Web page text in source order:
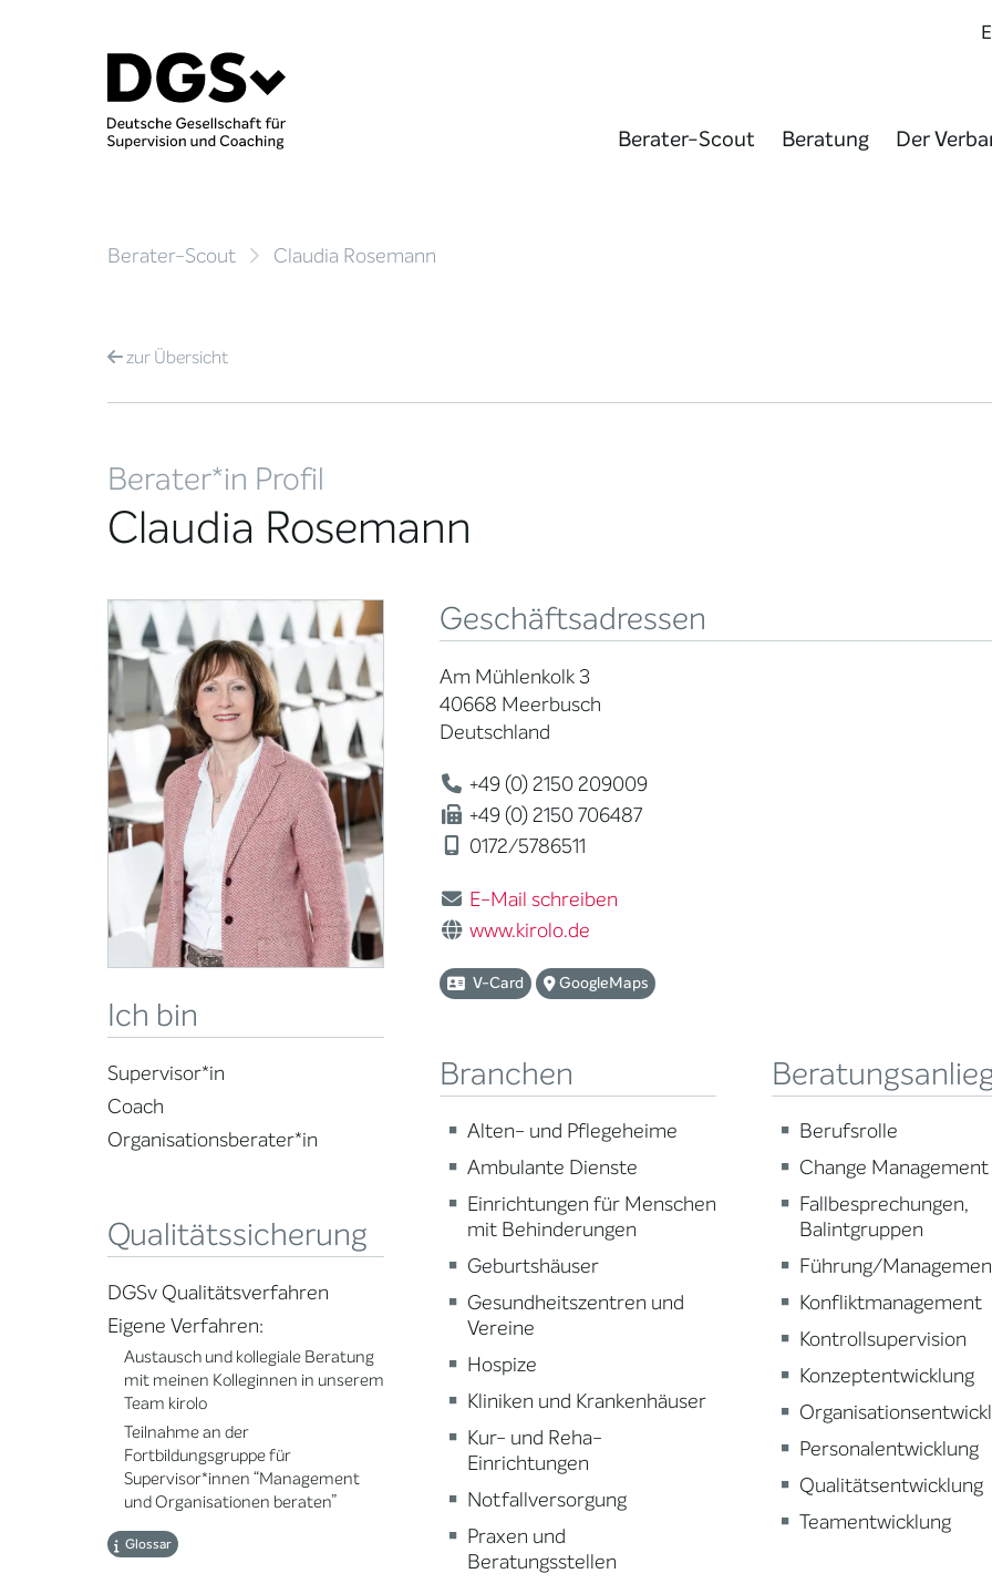
Berater-Scout Beratung Der
Berater-Scout Claudia Rosemann
zurÜbersicht
Berater*in Profil
Claudia Rosemann
Ich bin
Supervisor*in
Coach
Organisationsberater*in
Qualitätssicherung
DGSv Qualitätsverfahren
Eigene Verfahren:
Austausch und kollegiale Beratung
mit meinen Kolleginnen in unserem
Team kirolo
Teilnahme an der
Fortbildungsgruppe für
Supervisor*innen “Management
und Organisationen beraten”
Glossar
Geschäftsadressen
Am Mühlenkolk 3
40668 Meerbusch
Deutschland
+49 (0) 2150 209009
+49 (0) 2150 706487
0172/5786511
E-Mail schreiben
www.kirolo.de
V-Card GoogleMaps
Branchen
Alten- und Pflegeheime
Ambulante Dienste
Einrichtungen für Menschen
mit Behinderungen
Geburtshäuser
Gesundheitszentren und
Vereine
Hospize
Kliniken und Krankenhäuser
Kur- und Reha-
Einrichtungen
Notfallversorgung
Praxen und
Beratungsstellen
Berufsrolle
Change Management
Fallbesprechungen,
Balintgruppen
Führung/
Konfliktmanagement
Kontrollsupervision
Konzeptentwicklung
Personalentwicklung
Qualitätsentwicklung
Teamentwicklung